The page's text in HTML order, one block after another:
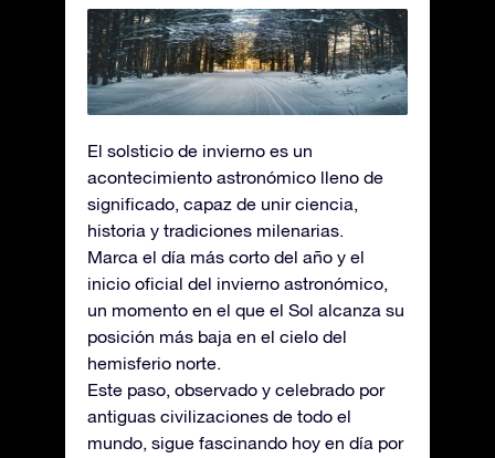
El solsticio de invierno es un
acontecimiento astronómico lleno de
significado, capaz de unir ciencia,
historia y tradiciones milenarias.
Marca el día más corto del año y el
inicio oficial del invierno astronómico,
un momento en el que el Sol alcanza su
posición más baja en el cielo del
hemisferio norte.
Este paso, observado y celebrado por
antiguas civilizaciones de todo el
mundo, sigue fascinando hoy en día por